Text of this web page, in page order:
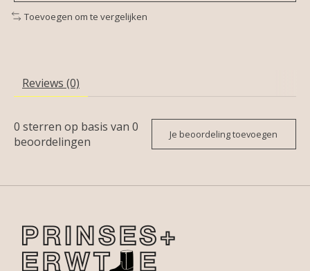
Toevoegen om te vergelijken
Reviews (0)
0 sterren op basis van 0
beoordelingen
Je beoordeling toevoegen